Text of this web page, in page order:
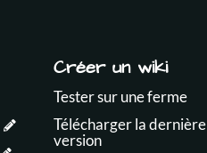
Créer un wiki
Tester sur une ferme
Télécharger la dernière
version